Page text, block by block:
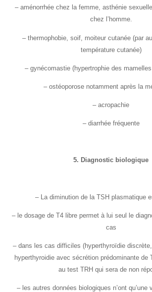
– aménorrhée chez la femme, asthénie
chez l’homme.
– thermophobie, soif, moiteur cutanée (par
température cutanée)
– gynécomastie (hypertrophie des mamelles
– ostéoporose notamment après la
– acropachie
– diarrhée fréquente
5. Diagnostic biologique
– La diminution de la TSH plasmatique
– le dosage de T4 libre permet à lui seul le
cas
– dans les cas difficiles (hyperthyroïdie
hyperthyroidie avec sécrétion prédominante de
au test TRH qui sera de non
– les autres données biologiques n’ont qu’une